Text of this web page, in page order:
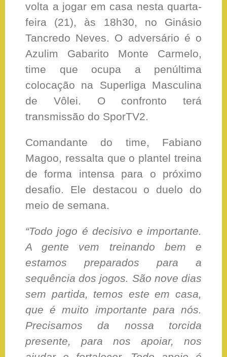
volta a jogar em casa nesta quarta-
feira (21), às 18h30, no Ginásio
Tancredo Neves. O adversário é o
Azulim Gabarito Monte Carmelo,
time que ocupa a penúltima
colocação na Superliga Masculina
de Vôlei. O confronto terá
transmissão do SporTV2.
Comandante do time, Fabiano
Magoo, ressalta que o plantel treina
de forma intensa para o próximo
desafio. Ele destacou o duelo do
meio de semana.
“Todo jogo é decisivo e importante.
A gente vem treinando bem e
estamos preparados para a
sequência dos jogos. São nove dias
sem partida, temos este em casa,
que é muito importante para nós.
Precisamos da nossa torcida
presente, para nos apoiar, nos